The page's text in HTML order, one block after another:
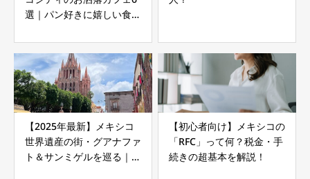
選｜パン好きに嬉しい食べ
【2025年最新】メキシコ
世界遺産の街・グアナファ
ト＆サンミゲルを巡る｜ピ
【初心者向け】メキシコの
「RFC」って何？税金・手
続きの超基本を解説！